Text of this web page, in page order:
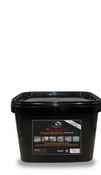
Kleur-
Uitbloei